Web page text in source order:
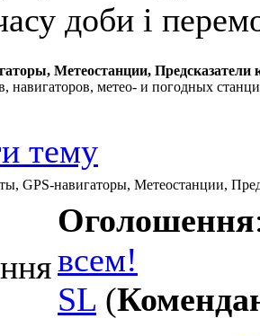
доби і
Метеостанции, Предсказатели
навигаторов, метео- и погодных
GPS-навигаторы, Метеостанции,
Оголошення
всем!
SL (